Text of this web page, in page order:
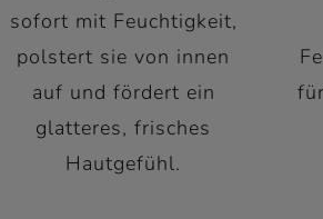
sofort mit Feuchtigkeit,
polstert sie von innen
auf und fördert ein
glatteres, frisches
Hautgefühl.